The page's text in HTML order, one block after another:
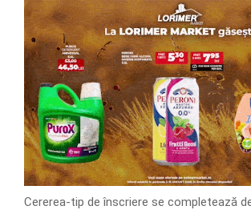
Cererea-tip de înscriere se completează